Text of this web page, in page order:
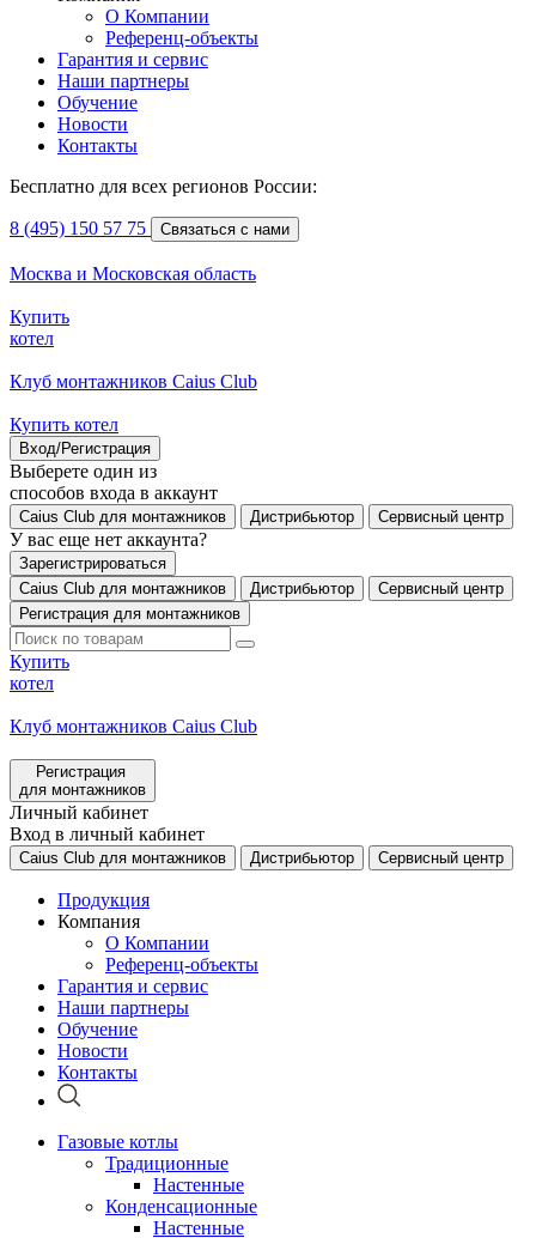
О Компании
Референц-объекты
Гарантия и сервис
Наши партнеры
Обучение
Новости
Контакты
Бесплатно для всех регионов России:
8 (495) 150 57 75 Связаться с нами
Москва и Московская область
Купить
котел
Клуб монтажников Caius Club
Купить котел
Вход/Регистрация
Выберете один из
способов входа в аккаунт
Caius Club для монтажников Дистрибьютор Сервисный центр
У вас еще нет аккаунта?
Зарегистрироваться
Caius Club для монтажников
Дистрибьютор
Сервисный центр
Регистрация для монтажников
Купить
котел
Клуб монтажников Caius Club
Регистрация
для монтажников
Личный кабинет
Вход в личный кабинет
Caius Club для монтажников Дистрибьютор Сервисный центр
Продукция
Компания
О Компании
Референц-объекты
Гарантия и сервис
Наши партнеры
Обучение
Новости
Контакты
Газовые котлы
Традиционные
Настенные
Конденсационные
Настенные